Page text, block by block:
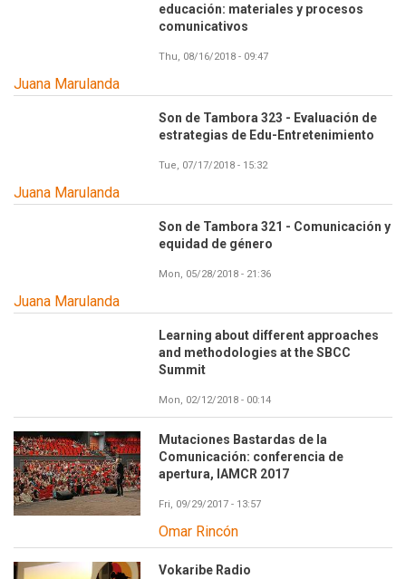
educación: materiales y procesos
comunicativos
Thu, 08/16/2018 - 09:47
Juana Marulanda
Son de Tambora 323 - Evaluación de
estrategias de Edu-Entretenimiento
Tue, 07/17/2018 - 15:32
Juana Marulanda
Son de Tambora 321 - Comunicación y
equidad de género
Mon, 05/28/2018 - 21:36
Juana Marulanda
Learning about different approaches
and methodologies at the SBCC
Summit
Mon, 02/12/2018 - 00:14
Mutaciones Bastardas de la
Comunicación: conferencia de
apertura, IAMCR 2017
Fri, 09/29/2017 - 13:57
Omar Rincón
Vokaribe Radio